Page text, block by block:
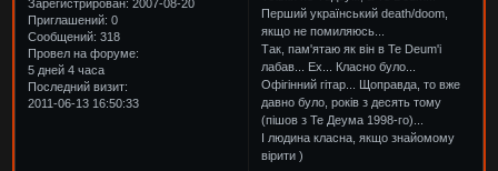
Зарегистрирован: 2007-08-20
Приглашений: 0
Сообщений: 318
Провел на форуме:
5 дней 4 часа
Последний визит:
2011-06-13 16:50:33
Перший український death/doom,
якщо не помиляюсь...
Так, пам'ятаю як він в Te Deum'і
лабав... Ех... Класно було...
Офігінний гітар... Щоправда, то вже
давно було, років з десять тому
(пішов з Те Деума 1998-го)...
І людина класна, якщо знайомому
вірити )